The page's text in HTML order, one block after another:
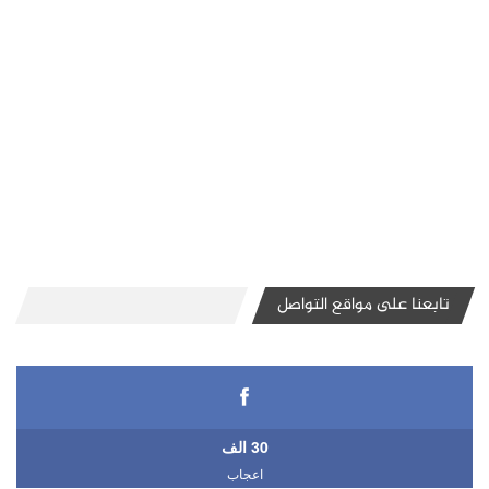
تابعنا على مواقع التواصل
30 الف
اعجاب